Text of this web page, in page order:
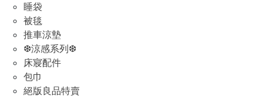
睡袋
被毯
推車涼墊
❆涼感系列❆
床寢配件
包巾
絕版良品特賣